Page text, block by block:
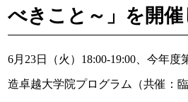
べきこと～」を開催
6月23日（火）18:00-19:00、今年度
造卓越大学院プログラム（共催：